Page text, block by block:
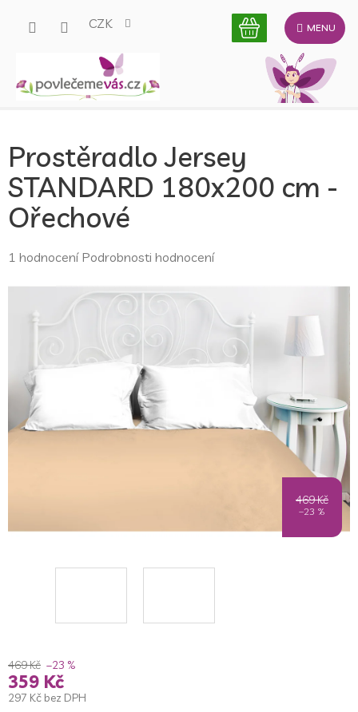
CZK
Prostěradlo Jersey
STANDARD 180x200 cm -
Ořechové
Průměrné
produktu
hvězdiček.
1 hodnocení Podrobnosti hodnocení
469 Kč
–23 %
469 Kč –23 %
359 Kč
297 Kč bez DPH